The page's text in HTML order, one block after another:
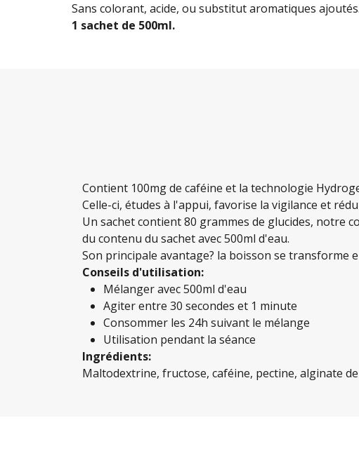
Sans colorant, acide, ou substitut aromatiques ajoutés.
1 sachet de 500ml.
Contient 100mg de caféine et la technologie
Celle-ci, études à l'appui, favorise la vigilance et
Un sachet contient 80 grammes de glucides, notre
du contenu du sachet avec 500ml d'eau.
Son principale avantage? la boisson se
Conseils d'utilisation:
Mélanger avec 500ml d'eau
Agiter entre 30 secondes et 1 minute
Consommer les 24h suivant le mélange
Utilisation pendant la séance
Ingrédients:
Maltodextrine, fructose, caféine, pectine, alginate